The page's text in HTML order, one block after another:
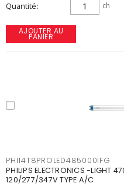
Quantité ch
AJOUTER AU
PANIER
PHI14T8PROLED485000IFG
PHILIPS ELECTRONICS -LIGHT
120/277/347V TYPE A/C